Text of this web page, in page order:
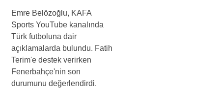
Emre Belözoğlu, KAFA
Sports YouTube kanalında
Türk futboluna dair
açıklamalarda bulundu. Fatih
Terim'e destek verirken
Fenerbahçe'nin son
durumunu değerlendirdi.